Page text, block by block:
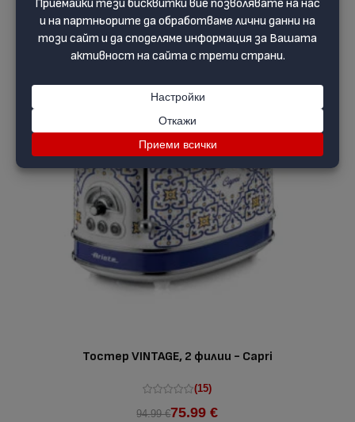
-20 %
Тостер VINTAGE, 2 филии - Capri
(15)
94.99 €75.99 €